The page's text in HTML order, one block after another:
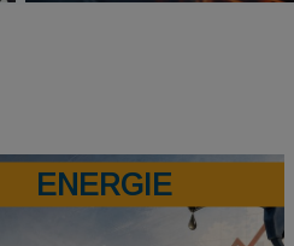
ENERGIE